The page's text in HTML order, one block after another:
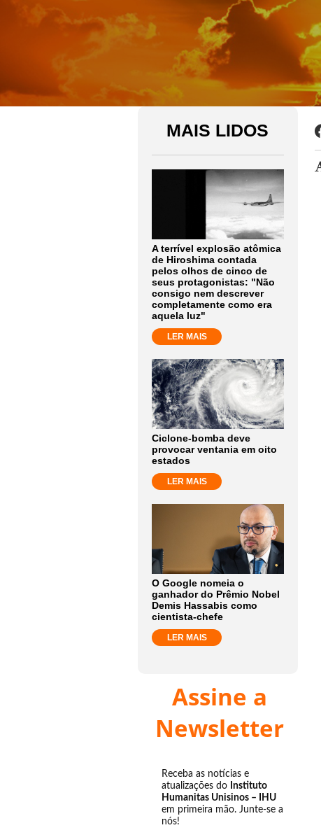
MAIS LIDOS
A terrível explosão atômica
de Hiroshima contada
pelos olhos de cinco de
seus protagonistas: "Não
consigo nem descrever
completamente como era
aquela luz"
LER MAIS
Ciclone-bomba deve
provocar ventania em oito
estados
LER MAIS
O Google nomeia o
ganhador do Prêmio Nobel
Demis Hassabis como
cientista-chefe
LER MAIS
Assine a
Newsletter
Receba as notícias e
atualizações do Instituto
Humanitas Unisinos – IHU
em primeira mão. Junte-se a
nós!